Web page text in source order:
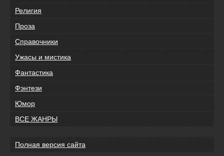
Религия
Проза
Справочники
Ужасы и мистика
Фантастика
Фэнтези
Юмор
ВСЕ ЖАНРЫ
Полная версия сайта